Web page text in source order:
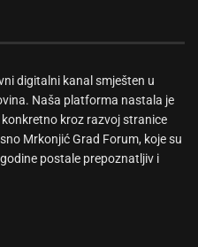
digitalni kanal smješten u
Naša platforma nastala je
kroz razvoj stranice
Mrkonjić Grad Forum, koje su
postale prepoznatljiv i